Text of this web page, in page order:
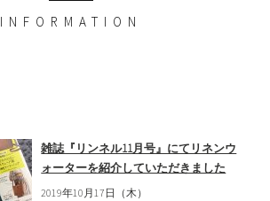
INFORMATION
雑誌『リンネル11月号』にてリネンウ
ォーターを紹介していただきました
2019年10月17日（木）